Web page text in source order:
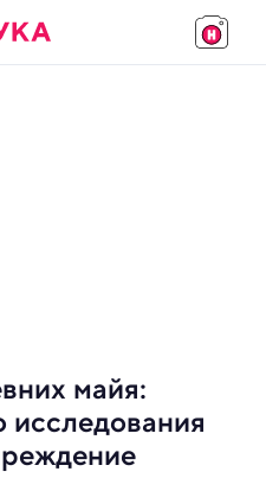
майя:
исследования